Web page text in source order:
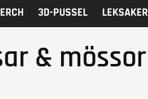
3D-PUSSEL LEKSAKER
& mössor